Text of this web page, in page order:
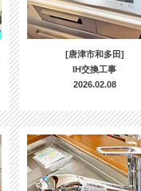
[唐津市和多田]
IH交換工事
2026.02.08